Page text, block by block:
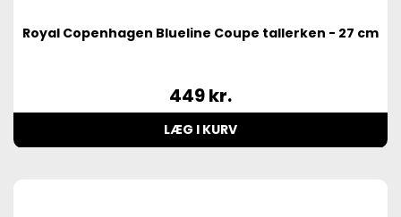
Royal Copenhagen Blueline Coupe tallerken - 27 cm
449kr.
LÆG I KURV